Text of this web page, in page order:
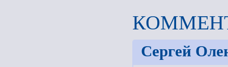
Сергей